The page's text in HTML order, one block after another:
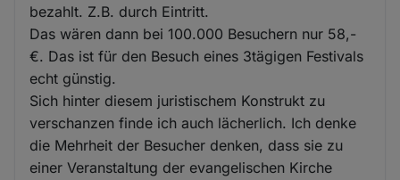
bezahlt. Z.B. durch Eintritt.
Das wären dann bei 100.000 Besuchern nur 58,-
€. Das ist für den Besuch eines 3tägigen Festivals
echt günstig.
Sich hinter diesem juristischem Konstrukt zu
verschanzen finde ich auch lächerlich. Ich denke
die Mehrheit der Besucher denken, dass sie zu
einer Veranstaltung der evangelischen Kirche